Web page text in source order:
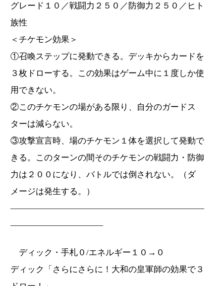
グレード１０／戦闘力２５０／防御力２５０／ヒト
族性
＜チケモン効果＞
①召喚ステップに発動できる。デッキからカードを
３枚ドローする。この効果はゲーム中に１度しか使
用できない。
②このチケモンの場がある限り、自分のガードス
ターは減らない。
③攻撃宣言時、場のチケモン１体を選択して発動で
きる。このターンの間そのチケモンの戦闘力・防御
力は２００になり、バトルでは倒されない。（ダ
メージは発生する。）
―――――――――――――――――――――――
―――――――――――
ディック・手札０/エネルギー１０→０
ディック「さらにさらに！大和の皇軍師の効果で３